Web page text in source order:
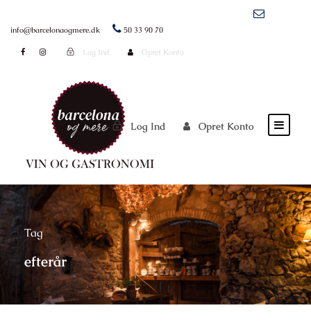
info@barcelonaogmere.dk 50 33 90 70
Log Ind Opret Konto
Log Ind Opret Konto
Tag
efterår